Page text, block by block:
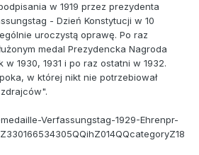
w 1919 przez prezydenta
- Dzień Konstytucji w 10
uroczystą oprawę. Po raz
medal Prezydencka Nagroda
1930, 1931 i po raz ostatni w 1932.
w której nikt nie potrzebiował
Verfassungstag-1929-Ehrenpr-